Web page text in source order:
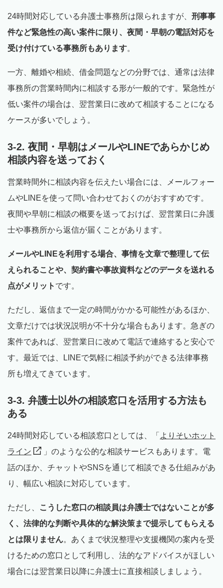
24時間対応している弁護士事務所は限られますが、 刑事事
件など緊急性の高い案件に限り、夜間・早朝の電話対応を
受け付けている事務所もあります。
一方、離婚や相続、借金問題などの分野では、通常は法律
事務所の営業時間内に相談する形が一般的です。緊急性が
低い案件の場合は、翌営業日に改めて相談することになる
ケースが多いでしょう。
3-2. 夜間・早朝はメールやLINEであらかじめ
相談内容を送っておく
営業時間外に相談内容を伝えたい場合には、メールフォー
ムやLINEを使って問い合わせておくのがおすすめです。
夜間や早朝に相談の概要を送っておけば、翌営業日に弁護
士や事務所から返信が届くことがあります。
メールやLINEを利用する場合、事情を文章で整理して伝
えられることや、契約書や事故資料などのデータを送れる
点がメリット です。
ただし、返信まで一定の時間がかかる可能性があるほか、
文章だけでは状況説明が不十分な場合もあります。急ぎの
案件であれば、翌営業日に改めて電話で連絡すると安心で
す。最近では、LINEで気軽に相談予約ができる法律事務
所も増えてきています。
3-3. 弁護士以外の相談窓口を活用する方法も
ある
24時間対応している相談窓口としては、「 よりそいホット
ライン
」のような公的な相談サービスもあります。電
話のほか、チャットやSNSを通じて相談できる仕組みがあ
り、幅広い相談に対応しています。
ただし、
こうした窓口の相談員は弁護士ではないことが多
く、法律的な判断や具体的な解決策まで提示してもらえる
とは限りません。あくまで状況整理や支援機関の案内を受
けるための窓口として利用し、法的なアドバイスがほしい
場合には翌営業日以降に弁護士に直接相談しましょう。